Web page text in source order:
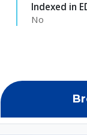
Indexed in
No